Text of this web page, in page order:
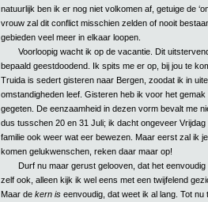
natuurlijk ben ik er nog niet volkomen af, getuige de
vrouw zal dit conflict misschien zelden of nooit
gebieden veel meer in elkaar loopen.
Voorloopig wacht ik op de vacantie. Dit
bepaald geestdoodend. Ik spits me er op, bij jou te
Truida is sedert gisteren naar Bergen, zoodat ik in
omstandigheden leef. Gisteren heb ik voor het gemak
gegeten. De eenzaamheid in dezen vorm bevalt me
dus tusschen 20 en 31 Juli; ik dacht ongeveer Vrijdag
familie ook weer wat eer bewezen. Maar eerst zal ik
komen gelukwenschen, reken daar maar op!
Durf nu maar gerust gelooven, dat het
zelf ook, alleen kijk ik wel eens met een twijfelend
Maar de kern is eenvoudig, dat weet ik al lang. Tot nu